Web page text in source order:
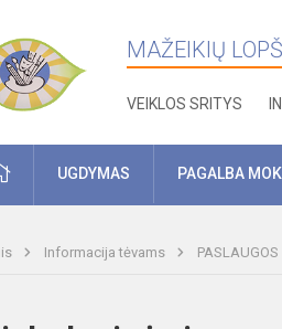
MAŽEIKIŲ
VEIKLOS SRITYS
PRADŽIAUGDYMAS PAGALBA
Informacija tėvams PASLAUGOS